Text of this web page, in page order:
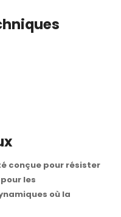
conçue pour résister
les
où la